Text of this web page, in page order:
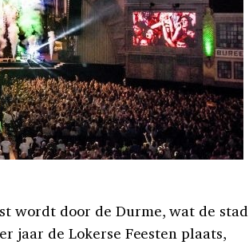
wordt door de Durme, wat de stad
jaar de Lokerse Feesten plaats,